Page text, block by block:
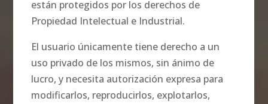
están protegidos por los derechos de
Propiedad Intelectual e Industrial.
El usuario únicamente tiene derecho a un
uso privado de los mismos, sin ánimo de
lucro, y necesita autorización expresa para
modificarlos, reproducirlos, explotarlos,